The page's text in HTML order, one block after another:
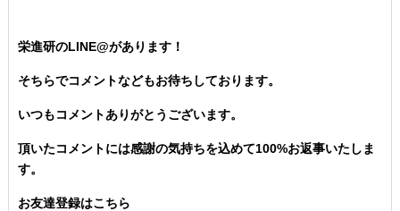
栄進研のLINE@があります！
そちらでコメントなどもお待ちしております。
いつもコメントありがとうございます。
頂いたコメントには感謝の気持ちを込めて100%お返事いたしま
す。
お友達登録はこちら